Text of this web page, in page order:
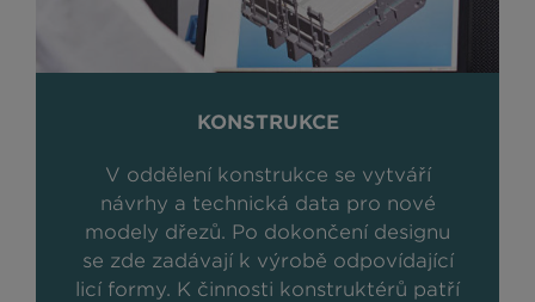
KONSTRUKCE
V oddělení konstrukce se vytváří
návrhy a technická data pro nové
modely dřezů. Po dokončení designu
se zde zadávají k výrobě odpovídající
licí formy. K činnosti konstruktérů patří